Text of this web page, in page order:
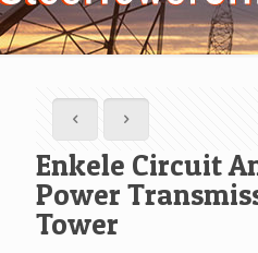
Enkele Circuit
Power
Tower